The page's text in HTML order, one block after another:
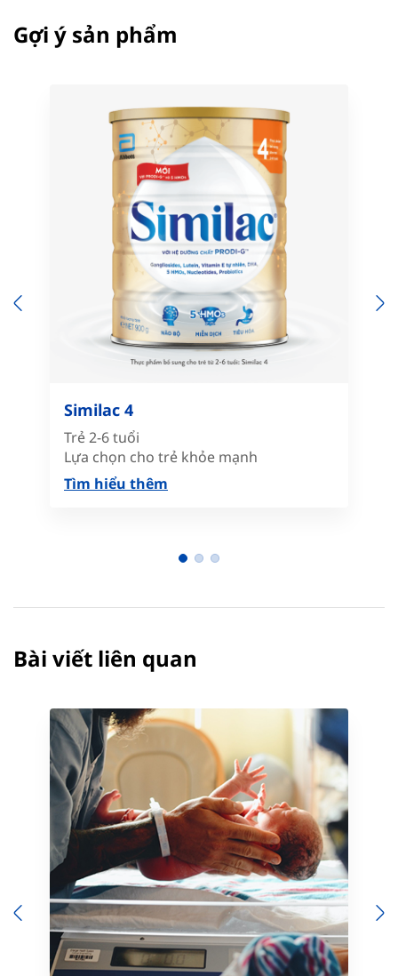
Gợi ý sản phẩm
Similac 4
Trẻ 2-6 tuổi
Lựa chọn cho trẻ khỏe mạnh
Tìm hiểu thêm
Bài viết liên quan
Previous